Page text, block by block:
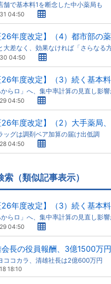
舗で基本料1を断念した中小薬局も
04:50
26年度改定】（4）都市部の
大差なく、効果なければ「さらなる方
04:50
26年度改定】（3）続く基本
らロ」へ、集中率計算の見直し影
04:50
26年度改定】（2）大手薬局
ッグは調剤ベア加算の届け出低調
04:50
索（類似記事表示）
26年度改定】（3）続く基本
らロ」へ、集中率計算の見直し影
04:50
長の役員報酬、3億1500万
ココカラ、清雄社長は2億600万円
18:10